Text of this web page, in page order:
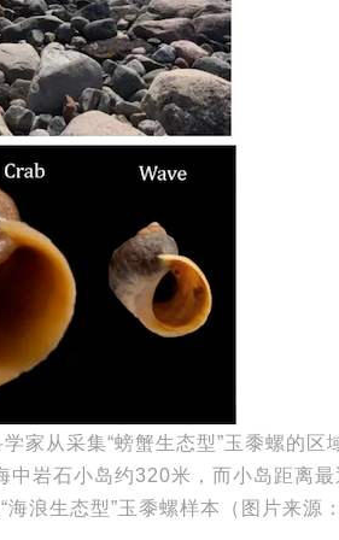
家从采集“螃蟹生态型”玉黍螺的区
中岩石小岛约320米，而小岛距离最
浪生态型”玉黍螺样本（图片来源